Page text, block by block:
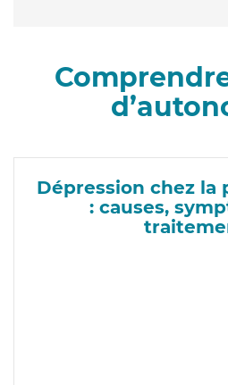
Dépression chez la
: causes,